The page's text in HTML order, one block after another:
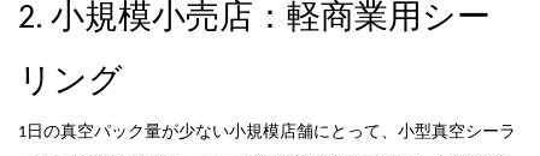
2. 小規模小売店：軽商業用シー
リング
1日の真空パック量が少ない小規模店舗にとって、小型真空シーラ